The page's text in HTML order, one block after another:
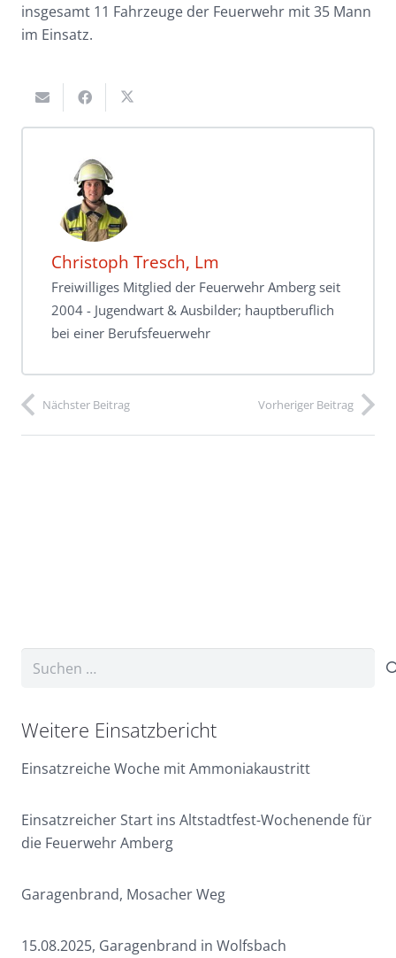
insgesamt 11 Fahrzeuge der Feuerwehr mit 35 Mann
im Einsatz.
Christoph Tresch, Lm
Freiwilliges Mitglied der Feuerwehr Amberg seit
2004 - Jugendwart & Ausbilder; hauptberuflich
bei einer Berufsfeuerwehr
Nächster Beitrag Vorheriger Beitrag
Suchen
Weitere Einsatzbericht
Einsatzreiche Woche mit Ammoniakaustritt
Einsatzreicher Start ins Altstadtfest-Wochenende für
die Feuerwehr Amberg
Garagenbrand, Mosacher Weg
15.08.2025, Garagenbrand in Wolfsbach